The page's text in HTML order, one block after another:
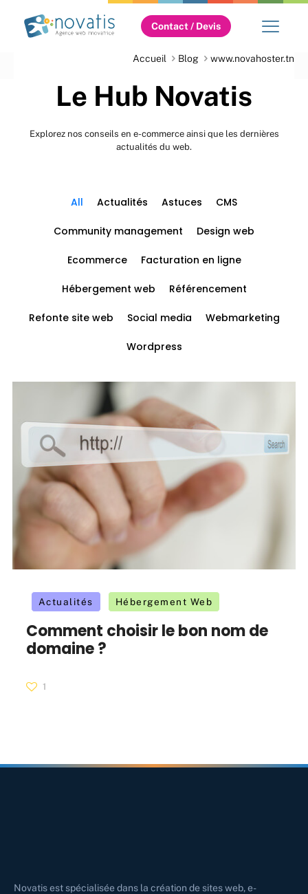
Contact / Devis
Accueil Blog www.novahoster.tn
Le Hub Novatis
Explorez nos conseils en e-commerce ainsi que les dernières
actualités du web.
All Actualités Astuces CMS
Community management Design web
Ecommerce Facturation en ligne
Hébergement web Référencement
Refonte site web Social media Webmarketing
Wordpress
Actualités Hébergement Web
Comment choisir le bon nom de
domaine ?
1
Novatis est spécialisée dans la création de sites web, e-